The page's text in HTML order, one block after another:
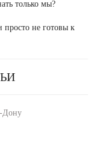
только мы?
не готовы к
Дону